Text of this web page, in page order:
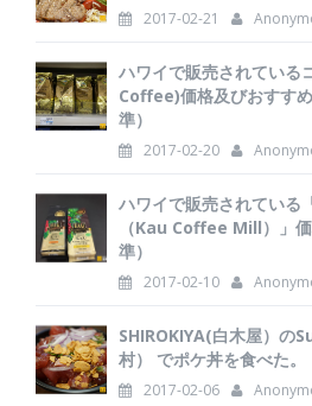
2017-02-21
ハワイで販売されている
Coffee)価格及びおすす
準）
2017-02-20
ハワイで販売されている
（Kau Coffee Mill）」
準）
2017-02-10
SHIROKIYA(白木屋）の
村） でポケ丼を食べた。
2017-02-06